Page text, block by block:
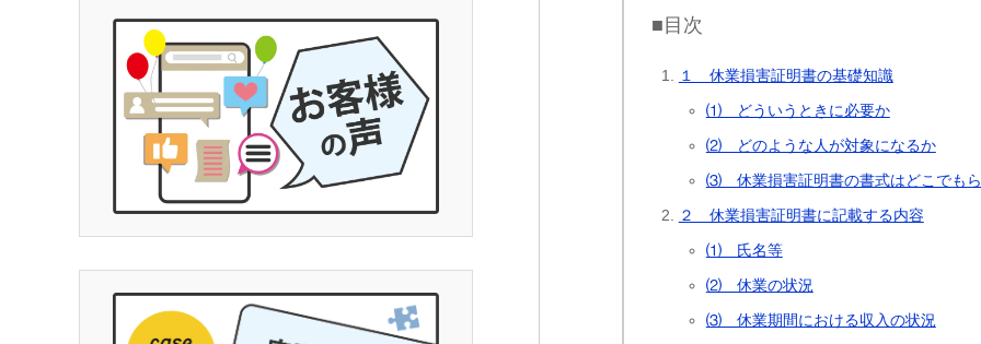
■目次
１ 休業損害証明書の基礎知識
⑴ どういうときに必要か
⑵ どのような人が対象になるか
⑶ 休業損害証明書の書式はどこでも
２ 休業損害証明書に記載する内容
⑴ 氏名等
⑵ 休業の状況
⑶ 休業期間における収入の状況